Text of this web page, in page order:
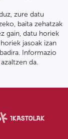
zure datu
baita zehatzak
gain, datu horiek
jasoak izan
Informazio
azaltzen da.